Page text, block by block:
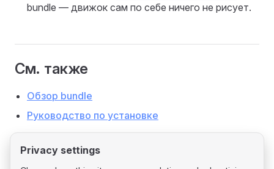
bundle — движок сам по себе ничего не рисует.
См. также
Обзор bundle
Руководство по установке
Privacy settings